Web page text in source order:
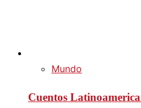
Mundo
Cuentos